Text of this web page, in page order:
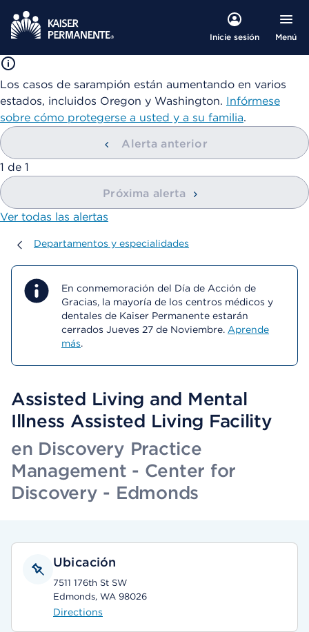
Inicie sesión Menú
Los casos de sarampión están aumentando en varios
estados, incluidos Oregon y Washington. Infórmese
sobre cómo protegerse a usted y a su familia.
Alerta anterior
mostrando
1 de 1
Próxima alerta
Ver todas las alertas
Departamentos y especialidades
Departamentos y especialidades
En conmemoración del Día de Acción de
Gracias, la mayoría de los centros médicos y
dentales de Kaiser Permanente estarán
cerrados Jueves 27 de Noviembre. Aprende
más.
Assisted Living and Mental
Illness Assisted Living Facility
en Discovery Practice
Management - Center for
Discovery - Edmonds
Ubicación
7511 176th St SW
Edmonds, WA 98026
Directions